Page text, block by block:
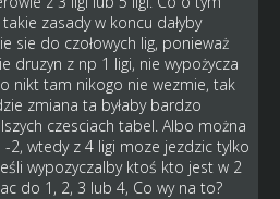
zasady w koncu dałyby
sie do czołowych lig, ponieważ
druzyn z np 1 ligi, nie wypożycza
nikt tam nikogo nie wezmie, tak
zmiana ta byłaby bardzo
czesciach tabel. Albo można
2, wtedy z 4 ligi moze jezdzic tylko
wypozyczalby ktoś kto jest w 2
do 1, 2, 3 lub 4, Co wy na to?